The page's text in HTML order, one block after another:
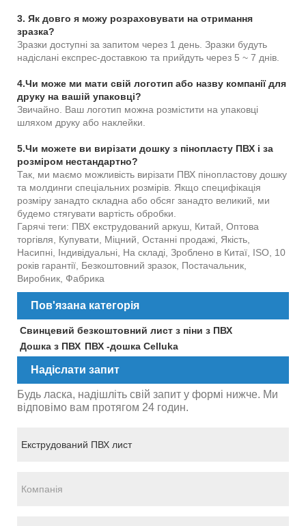
3. Як довго я можу розраховувати на отримання
зразка?
Зразки доступні за запитом через 1 день. Зразки будуть
надіслані експрес-доставкою та прийдуть через 5 ~ 7 днів.
4.Чи може ми мати свій логотип або назву компанії для
друку на вашій упаковці?
Звичайно. Ваш логотип можна розмістити на упаковці
шляхом друку або наклейки.
5.Чи можете ви вирізати дошку з пінопласту ПВХ і за
розміром нестандартно?
Так, ми маємо можливість вирізати ПВХ пінопластову дошку
та молдинги спеціальних розмірів. Якщо специфікація
розміру занадто складна або обсяг занадто великий, ми
будемо стягувати вартість обробки.
Гарячі теги: ПВХ екструдований аркуш, Китай, Оптова
торгівля, Купувати, Міцний, Останні продажі, Якість,
Насипні, Індивідуальні, На складі, Зроблено в Китаї, ISO, 10
років гарантії, Безкоштовний зразок, Постачальник,
Виробник, Фабрика
Пов'язана категорія
Свинцевий безкоштовний лист з піни з ПВХ
Дошка з ПВХ ПВХ -дошка Celluka
Надіслати запит
Будь ласка, надішліть свій запит у формі нижче. Ми
відповімо вам протягом 24 годин.